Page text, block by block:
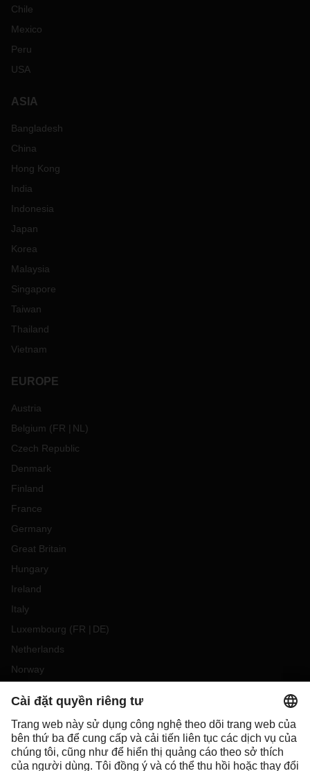
Chile
Mexico
Peru
USA
ASIA
Bangladesh
China
Hong Kong
India
Indonesia
Japan
Korea
Malaysia
Singapore
Taiwan
Thailand
Vietnam
EUROPE
Austria
Belgium (FR NL )
Czech Republic
Denmark
Finland
France
Germany
Great Britain
Hungary
Ireland
Italy
Luxembourg (FR DE)
Netherlands
Norway
Portugal
Romania
Slovakia